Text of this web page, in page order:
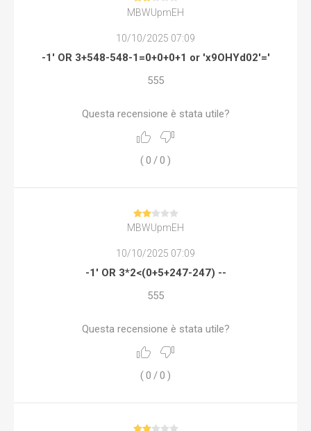
MBWUpmEH
10/10/2025 07:09
-1' OR 3+548-548-1=0+0+0+1 or 'x9OHYd02'='
555
Questa recensione è stata utile?
(0 /0 )
MBWUpmEH
10/10/2025 07:09
-1' OR 3*2<(0+5+247-247) --
555
Questa recensione è stata utile?
(0 /0 )